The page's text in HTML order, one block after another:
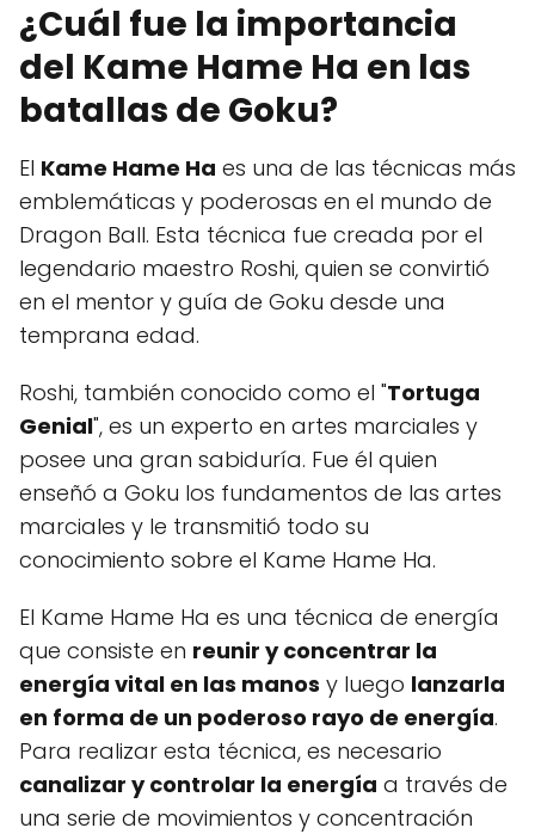
¿Cuál fue la importancia
del Kame Hame Ha en las
batallas de Goku?
El Kame Hame Ha es una de las técnicas más
emblemáticas y poderosas en el mundo de
Dragon Ball. Esta técnica fue creada por el
legendario maestro Roshi, quien se convirtió
en el mentor y guía de Goku desde una
temprana edad.
Roshi, también conocido como el "Tortuga
Genial", es un experto en artes marciales y
posee una gran sabiduría. Fue él quien
enseñó a Goku los fundamentos de las artes
marciales y le transmitió todo su
conocimiento sobre el Kame Hame Ha.
El Kame Hame Ha es una técnica de energía
que consiste en reunir y concentrar la
energía vital en las manos y luego lanzarla
en forma de un poderoso rayo de energía.
Para realizar esta técnica, es necesario
canalizar y controlar la energía a través de
una serie de movimientos y concentración